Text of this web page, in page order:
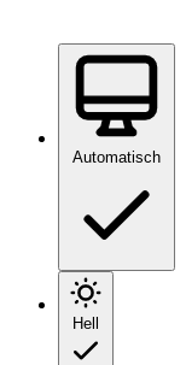
Automatisch
Hell